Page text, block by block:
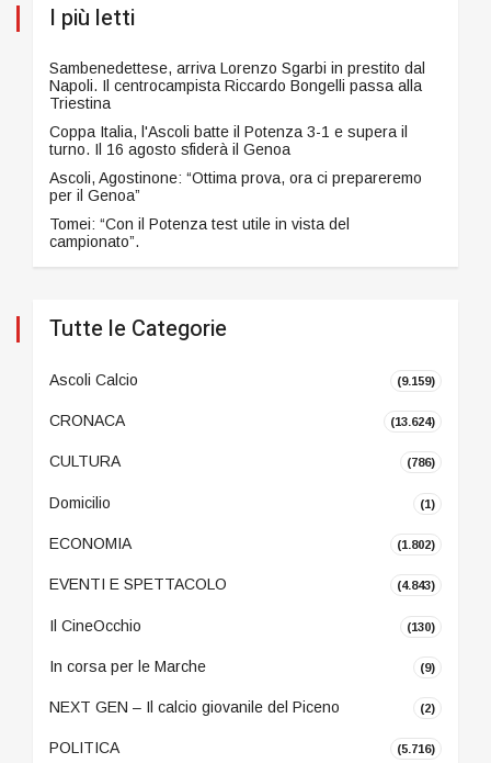
I più letti
Sambenedettese, arriva Lorenzo Sgarbi in prestito dal
Napoli. Il centrocampista Riccardo Bongelli passa alla
Triestina
Coppa Italia, l'Ascoli batte il Potenza 3-1 e supera il
turno. Il 16 agosto sfiderà il Genoa
Ascoli, Agostinone: “Ottima prova, ora ci prepareremo
per il Genoa”
Tomei: “Con il Potenza test utile in vista del
campionato”.
Tutte le Categorie
Ascoli Calcio (9.159)
CRONACA (13.624)
CULTURA (786)
Domicilio (1)
ECONOMIA (1.802)
EVENTI E SPETTACOLO (4.843)
Il CineOcchio (130)
In corsa per le Marche (9)
NEXT GEN – Il calcio giovanile del Piceno (2)
POLITICA (5.716)